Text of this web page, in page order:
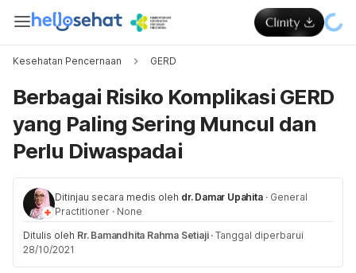
Kesehatan Pencernaan GERD
Berbagai Risiko Komplikasi GERD
yang Paling Sering Muncul dan
Perlu Diwaspadai
Ditinjau secara medis oleh dr. Damar Upahita · General
Practitioner · None
Ditulis oleh Rr. Bamandhita Rahma Setiaji · Tanggal diperbarui
28/10/2021